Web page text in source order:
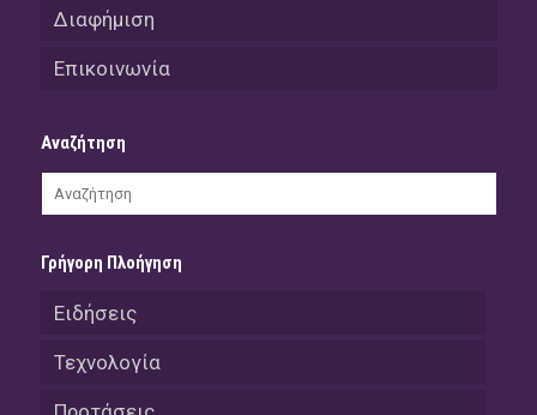
Διαφήμιση
Επικοινωνία
Αναζήτηση
Γρήγορη Πλοήγηση
Ειδήσεις
Τεχνολογία